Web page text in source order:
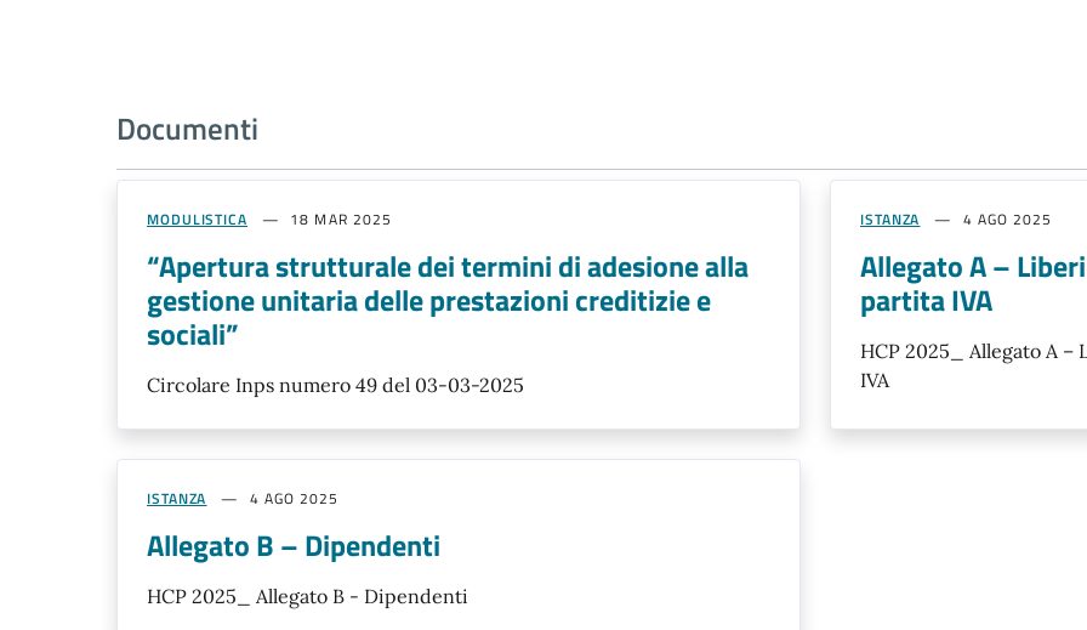
Documenti
MODULISTICA 18 MAR 2025
“Apertura strutturale dei termini di adesione alla
gestione unitaria delle prestazioni creditizie e
sociali”
Circolare Inps numero 49 del 03-03-2025
ISTANZA 4 AGO 2025
Allegato A –
partita IVA
HCP 2025_ Allegato A
IVA
ISTANZA 4 AGO 2025
Allegato B – Dipendenti
HCP 2025_ Allegato B - Dipendenti